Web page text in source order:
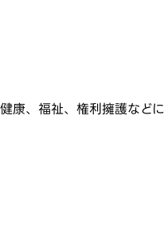
、福祉、権利擁護など